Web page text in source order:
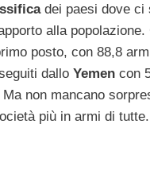
dei paesi dove ci
alla popolazione.
posto, con 88,8
dallo Yemen con
non mancano
più in armi di tutte.